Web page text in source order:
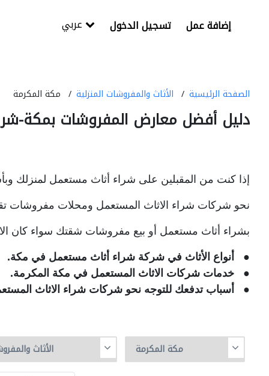
تسجيل الدخول إضافة عمل
الصفحة الرئيسية الأثاث والمفروشات المنزلية مكة المكرمة
دليل أفضل معارض المفروشات بمكة-
إذا كنت من المقبلين على شراء أثاث مستعمل لمنزلك
نحو شركات شراء الاثاث المستعمل ومحلات مفروشات
بشراء أثاث مستعمل أو بيع مفروشات شقتك سواء كان
● أنواع الأثاث في شركة شراء أثاث مستعمل في مكة.
● خدمات شركات الاثاث المستعمل في مكة المكرمة.
● أسباب تدفعك للتوجه نحو شركات شراء الاثاث